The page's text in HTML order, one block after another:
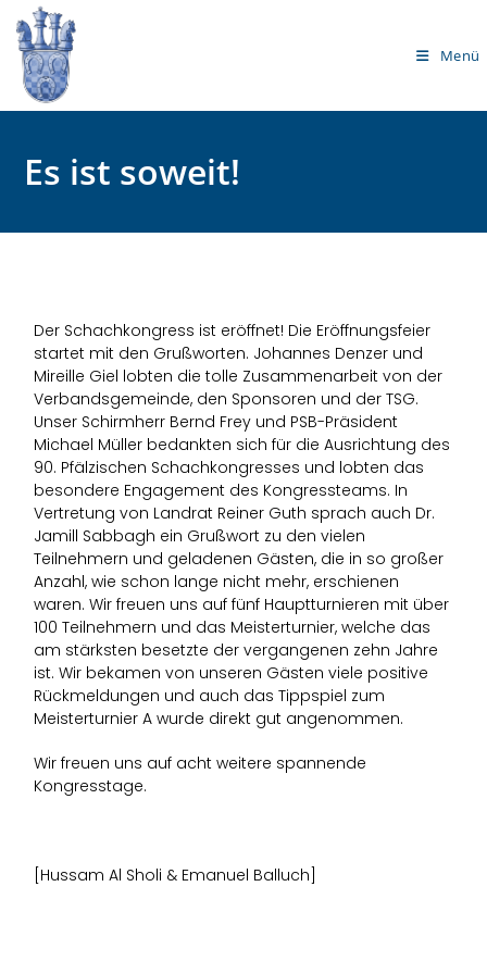
Menü
Es ist soweit!
Der Schachkongress ist eröffnet! Die Eröffnungsfeier
startet mit den Grußworten. Johannes Denzer und
Mireille Giel lobten die tolle Zusammenarbeit von der
Verbandsgemeinde, den Sponsoren und der TSG.
Unser Schirmherr Bernd Frey und PSB-Präsident
Michael Müller bedankten sich für die Ausrichtung des
90. Pfälzischen Schachkongresses und lobten das
besondere Engagement des Kongressteams. In
Vertretung von Landrat Reiner Guth sprach auch Dr.
Jamill Sabbagh ein Grußwort zu den vielen
Teilnehmern und geladenen Gästen, die in so großer
Anzahl, wie schon lange nicht mehr, erschienen
waren. Wir freuen uns auf fünf Hauptturnieren mit über
100 Teilnehmern und das Meisterturnier, welche das
am stärksten besetzte der vergangenen zehn Jahre
ist. Wir bekamen von unseren Gästen viele positive
Rückmeldungen und auch das Tippspiel zum
Meisterturnier A wurde direkt gut angenommen.
Wir freuen uns auf acht weitere spannende
Kongresstage.
[Hussam Al Sholi & Emanuel Balluch]